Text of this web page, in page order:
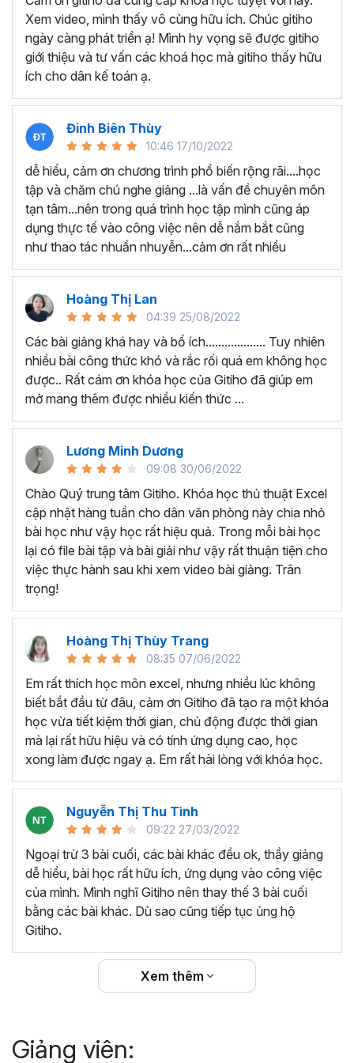
Học nhanh nhưng nhớ lâu bởi luôn có các bài tập
thực hành kèm với lý thuyết.
Các video bài giảng được xây dựng dựa trên các
chủ đề cụ thể, đồng thời chú trọng tối đa đến tính
ứng dụng cao. Đặc biệt, bộ videocác thủ thuật
khác, phù hợp với tất cả mọi đối tượng muốn tỏa
sáng nơi công sở với thủ thuật Excel nâng cao thông
minh và tạo kết quả bất ngờ trong công việc.
Bạn sẽ tự tin xử lý được mọi việc trên các công cụ
Excel một cách chuyên nghiệp giúp đẩy nhân được
tiến độ công việc, nâng cao hiệu suất làm việc lên
tới 5 lần.
Đặc biệt khiđăng ký khóa học EXG02học viên sẽ có cơ
hội nhận ưu đãi sở hữu trọn đời chỉ với
tác đăng ký khá đơn giản, bạn chỉ cần nhấn vào ĐĂNG
KÝ HỌC NGAY khóa học EXG08 trên gitiho.com là xong.
Nếu có bất cứ thắc mắc nào liên quan đến tớikhóa học
EXG02 - Thủ thuật Excel cập nhật hàng tuầnbạn hãy
để kết nối cho Gitiho qua hotline 0774 116 285 để được
tư vấn chi tiết nhé.
Nội dung bài giảng trong khóa
học thủ thuật trên Excel của
Gitiho?
Khóa học Thủ thuật Excel cập nhật các mẹo Excel văn
phòng hàng tuần, bạn có thể được update những nội
dung mới nhất về tin học văn phòng như sau:
Định dạng nhanh bằng công cụFormat Paintervà
toán, các thủ thuật excel tính tổng, đặt tên nhanh
cho bảng tính, hiển thị công thức trong ô, tạo ghi
chú và cố định dòng - cột.
Kỹ thuật định dạng và xử lý dữ liệu bao gồm tự động
thêm ký hiệu tiền tệ, viết biểu thức hóa học - toán
học và loại bỏ dữ liệu trùng lặp.
Tổng hợp thủ thuật với hàm, công thức bao gồm
cách tắt/mở gợi ý khi viết hàm, đặt tên và sử dụng
gian.
Tổng hợp hàm, công thức tính toán theo thời gian
như hàm tính toán theo tháng, tuổi, ngày hết hạn
hợp đồng,...
Hướng dẫn dùng các hàm và công thức nâng cao
nhưSUM, SUMIFS, VLOOKUP, INDEX, và các thủ
thuật hay trong Excel khác với hàm và công thức.
Những thiết lập chế độ làm việc trên Excel như thiết
lập theme, background, in ấn, và các thanh, tiêu đề,
đường kẻ lưới trong Excel.
và gán nội dung văn bản vào hình khối.
Xem video, mình thấy vô cùng hữu ích. Chúc gitiho
ngày càng phát triển ạ! Mình hy vọng sẽ được gitiho
giới thiệu và tư vấn các khoá học mà gitiho thấy hữu
ích cho dân kế toán ạ.
Đinh Biên Thùy
10:46 17/10/2022
dễ hiểu, cảm ơn chương trình phổ biến rộng rãi....học
tập và chăm chú nghe giảng ...là vấn đề chuyên môn
tạn tâm...nên trong quá trình học tập mình cũng áp
dụng thực tế vào công việc nên dễ nắm bắt cũng
như thao tác nhuần nhuyễn...cảm ơn rất nhiều
Hoàng Thị Lan
04:39 25/08/2022
Các bài giảng khá hay và bổ ích................... Tuy nhiên
nhiều bài công thức khó và rắc rối quá em không học
được.. Rất cám ơn khóa học của Gitiho đã giúp em
mở mang thêm được nhiều kiến thức ...
Lương Minh Dương
09:08 30/06/2022
Chào Quý trung tâm Gitiho. Khóa học thủ thuật Excel
cập nhật hàng tuần cho dân văn phòng này chia nhỏ
bài học như vậy học rất hiệu quả. Trong mỗi bài học
lại có file bài tập và bài giải như vậy rất thuận tiện cho
việc thực hành sau khi xem video bài giảng. Trân
trọng!
Hoàng Thị Thùy Trang
08:35 07/06/2022
Em rất thích học môn excel, nhưng nhiều lúc không
biết bắt đầu từ đâu, cảm ơn Gitiho đã tạo ra một khóa
học vừa tiết kiệm thời gian, chủ động được thời gian
mà lại rất hữu hiệu và có tính ứng dụng cao, học
xong làm được ngay ạ. Em rất hài lòng với khóa học.
Nguyễn Thị Thu Tình
09:22 27/03/2022
Ngoại trừ 3 bài cuối, các bài khác đều ok, thầy giảng
dễ hiểu, bài học rất hữu ích, ứng dụng vào công việc
của mình. Mình nghĩ Gitiho nên thay thế 3 bài cuối
bằng các bài khác. Dù sao cũng tiếp tục ủng hộ
Gitiho.
Xem thêm
Giảng viên: